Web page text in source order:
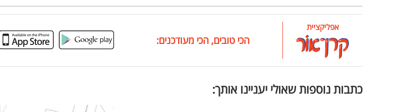
אפליקציית
הכי טובים, הכי מעודכנים:
כתבות נוספות שאולי יעניינו אותך: